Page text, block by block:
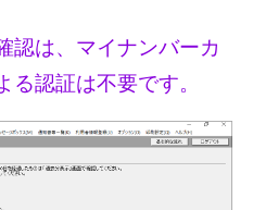
認は、マイナンバーカ
る認証は不要です。